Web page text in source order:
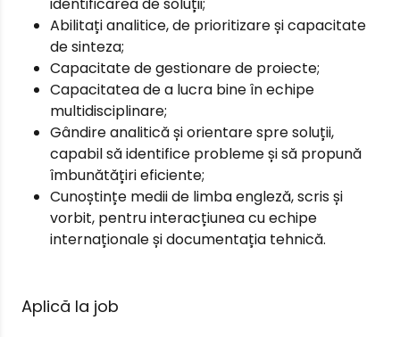
Abilitați analitice, de prioritizare și capacitate
de sinteza;
Capacitate de gestionare de proiecte;
Capacitatea de a lucra bine în echipe
multidisciplinare;
Gândire analitică și orientare spre soluții,
capabil să identifice probleme și să propună
îmbunătățiri eficiente;
Cunoștințe medii de limba engleză, scris și
vorbit, pentru interacțiunea cu echipe
internaționale și documentația tehnică.
Aplică la job